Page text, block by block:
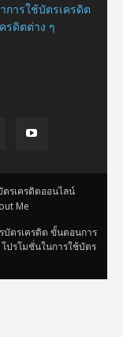
ารใช้บัตรเครดิต
รดิตต่าง ๆ
รเครดิตออนไลน์
Me
ตรเครดิต ขั้นตอนการ
ปรโมชั่นในการใช้บัตร